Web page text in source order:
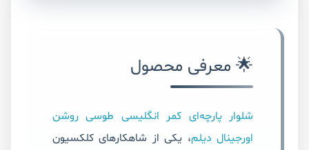
🌟 معرفی محصول
شلوار پارچه‌ای کمر انگلیسی طوسی روشن
اورجینال دیلم، یکی از شاهکارهای کلکسیون